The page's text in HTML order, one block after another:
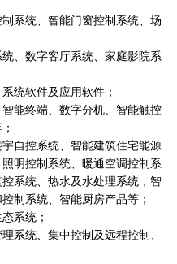
系统、智能门窗控制系统、场
、数字客厅系统、家庭影院系
统软件及应用软件；
能终端、数字分机、智能触控
自控系统、智能建筑住宅能源
明控制系统、暖通空调控制系
系统、热水及水处理系统，智
制系统、智能厨房产品等；
系统；
系统、集中控制及远程控制、